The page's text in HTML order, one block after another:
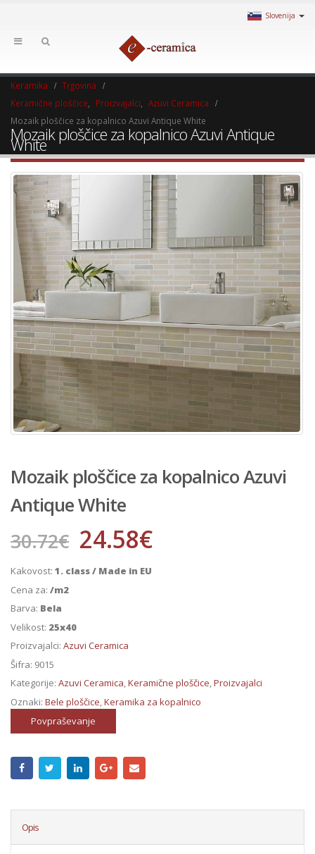
Slovenija
Keramika
Trgovina
Keramične ploščice
Proizvajalci
Azuvi Ceramica
Mozaik ploščice za kopalnico Azuvi Antique White
Mozaik ploščice za kopalnico Azuvi Antique
White
Mozaik ploščice za kopalnico Azuvi
Antique White
30.72€ 24.58€
Kakovost: 1. class / Made in EU
Cena za: /m2
Barva: Bela
Velikost: 25x40
Proizvajalci: Azuvi Ceramica
Šifra: 9015
Kategorije: Azuvi Ceramica,Keramične ploščice,Proizvajalci
Oznaki: Bele ploščice,Keramika za kopalnico
Povpraševanje
Opis